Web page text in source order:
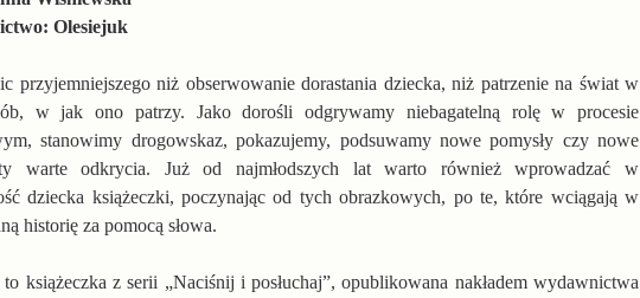
Olesiejuk
przyjemniejszego niż obserwowanie dorastania dziecka, niż patrzenie na świat w
w jak ono patrzy. Jako dorośli odgrywamy niebagatelną rolę w procesie
stanowimy drogowskaz, pokazujemy, podsuwamy nowe pomysły czy nowe
warte odkrycia. Już od najmłodszych lat warto również wprowadzać w
dziecka książeczki, poczynając od tych obrazkowych, po te, które wciągają w
historię za pomocą słowa.
to książeczka z serii „Naciśnij i posłuchaj”, opublikowana nakładem wydawnictwa